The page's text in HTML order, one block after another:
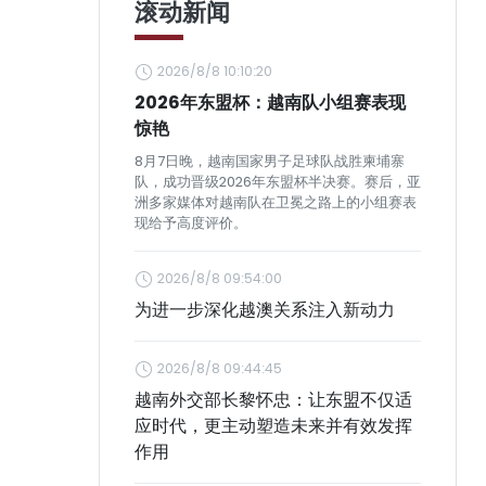
滚动新闻
2026/8/8 10:10:20
2026年东盟杯：越南队小组赛表现
惊艳
8月7日晚，越南国家男子足球队战胜柬埔寨
队，成功晋级2026年东盟杯半决赛。赛后，亚
洲多家媒体对越南队在卫冕之路上的小组赛表
现给予高度评价。
2026/8/8 09:54:00
为进一步深化越澳关系注入新动力
2026/8/8 09:44:45
越南外交部长黎怀忠：让东盟不仅适
应时代，更主动塑造未来并有效发挥
作用